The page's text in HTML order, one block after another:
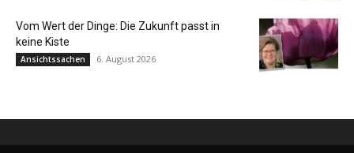
Vom Wert der Dinge: Die Zukunft passt in
keine Kiste
Ansichtssachen 6. August 2026